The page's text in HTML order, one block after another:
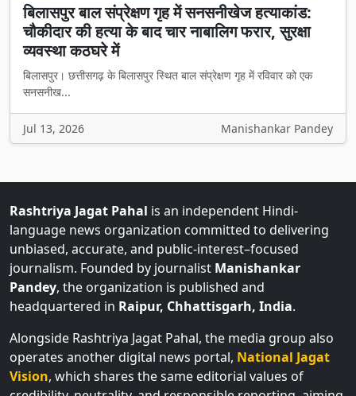
बिलासपुर बाल संप्रेक्षण गृह में सनसनीखेज हत्याकांड:
चौकीदार की हत्या के बाद चार नाबालिग फरार, सुरक्षा
व्यवस्था कठघरे में
बिलासपुर। छत्तीसगढ़ के बिलासपुर स्थित बाल संप्रेक्षण गृह में रविवार को एक
सनसनीख...
Jul 13, 2026 Manishankar Pandey
Rashtriya Jagat Pahal is an independent Hindi-
language news organization committed to delivering
unbiased, accurate, and public-interest–focused
journalism. Founded by journalist Manishankar
Pandey, the organization is published and
headquartered in Raipur, Chhattisgarh, India.
Alongside Rashtriya Jagat Pahal, the media group also
operates another digital news portal, National Jagat
Vision, which shares the same editorial values of